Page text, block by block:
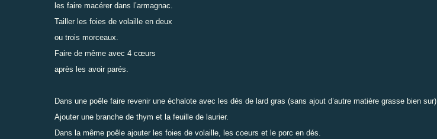
les faire macérer dans l’armagnac.
Tailler les foies de volaille en deux
ou trois morceaux.
Faire de même avec 4 cœurs
après les avoir parés.
Dans une poêle faire revenir une échalote avec les dés de lard gras (sans ajout d’autre matière grasse bien sur).
Ajouter une branche de thym et la feuille de laurier.
Dans la même poêle ajouter les foies de volaille, les coeurs et le porc en dés.